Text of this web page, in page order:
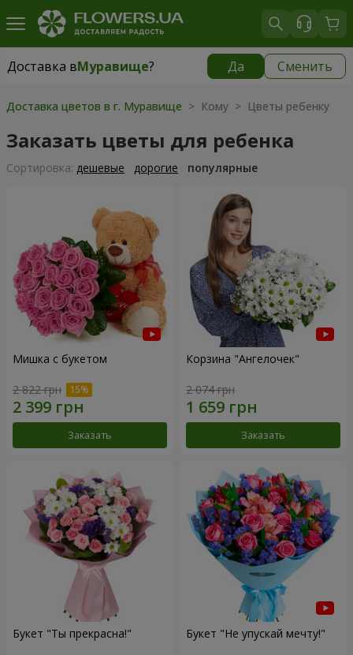
Доставка вМуравище? Да Сменить
Доставка вМуравище|
Доставка цветов в г. Муравище > Кому > Цветы ребенку
Заказать цветы для ребенка
Cортировка: дешевые дорогие популярные
Мишка с букетом
2 822 грн
Заказать
Корзина "Ангелочек"
2 074 грн
Заказать
Букет "Ты прекрасна!" Букет "Не упускай мечту!"